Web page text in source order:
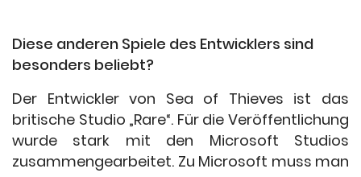
Diese anderen Spiele des Entwicklers sind
besonders beliebt?
Der Entwickler von Sea of Thieves ist das
britische Studio „Rare“. Für die Veröffentlichung
wurde stark mit den Microsoft Studios
zusammengearbeitet. Zu Microsoft muss man